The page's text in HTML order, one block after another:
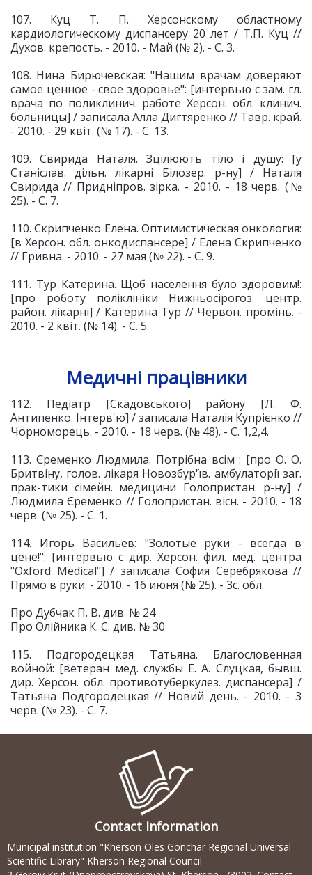
107. Куц Т. П. Херсонскому областному
кардиологическому диспансеру 20 лет / Т.П. Куц //
Духов. крепость. - 2010. - Май (№ 2). - С. 3.
108. Нина Бирючевская: "Нашим врачам доверяют
самое ценное - свое здоровье": [интервью с зам. гл.
врача по поликлинич. работе Херсон. обл. клинич.
больницы] / записала Алла Дигтяренко // Тавр. край.
- 2010. - 29 квіт. (№ 17). - С. 13.
109. Свирида Наталя. Зцілюють тіло і душу: [у
Станіслав. дільн. лікарні Білозер. р-ну] / Наталя
Свирида // Придніпров. зірка. - 2010. - 18 черв. (№
25). - С. 7.
110. Скрипченко Елена. Оптимистическая онкология:
[в Херсон. обл. онкодиспансере] / Елена Скрипченко
// Гривна. - 2010. - 27 мая (№ 22). - С. 9.
111. Тур Катерина. Щоб населення було здоровим!:
[про роботу поліклініки Нижньосірогоз. центр.
район. лікарні] / Катерина Тур // Червон. промінь. -
2010. - 2 квіт. (№ 14). - С. 5.
Медичні працівники
112. Педіатр [Скадовського] району [Л. Ф.
Антипенко. Інтерв'ю] / записала Наталія Купрієнко //
Чорноморець. - 2010. - 18 черв. (№ 48). - С. 1,2,4.
113. Єременко Людмила. Потрібна всім : [про О. О.
Бритвіну, голов. лікаря Новозбур'їв. амбулаторії заг.
прак-тики сімейн. медицини Голопристан. р-ну] /
Людмила Єременко // Голопристан. вісн. - 2010. - 18
черв. (№ 25). - С. 1.
114. Игорь Васильев: "Золотые руки - всегда в
цене!": [интервью с дир. Херсон. фил. мед. центра
"Oxford Medical"] / записала София Серебрякова //
Прямо в руки. - 2010. - 16 июня (№ 25). - 3с. обл.
Про Дубчак П. В. див. № 24
Про Олійника К. С. див. № 30
115. Подгородецкая Татьяна. Благословенная
войной: [ветеран мед. службы Е. А. Слуцкая, бывш.
дир. Херсон. обл. противотуберкулез. диспансера] /
Татьяна Подгородецкая // Новий день. - 2010. - 3
черв. (№ 23). - С. 7.
Contact Information
Municipal institution "Kherson Oles Gonchar Regional Universal
Scientific Library" Kherson Regional Council